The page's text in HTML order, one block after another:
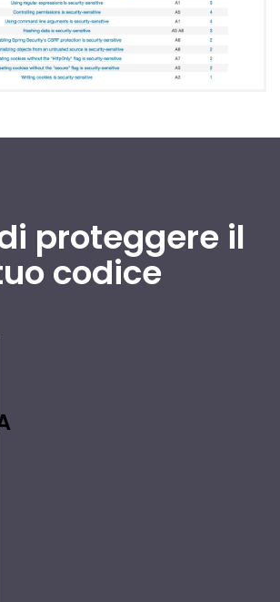
proteggere il
codice